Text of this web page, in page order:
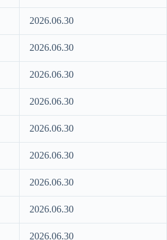
2026.06.30
2026.06.30
2026.06.30
2026.06.30
2026.06.30
2026.06.30
2026.06.30
2026.06.30
2026.06.30